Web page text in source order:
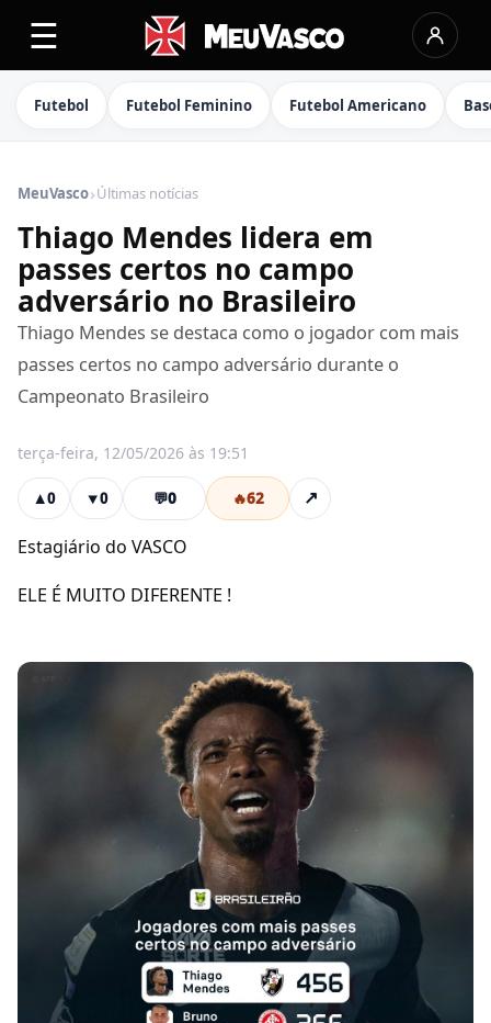
☰
Futebol Futebol Feminino Futebol Americano
MeuVasco›Últimas notícias
Thiago Mendes lidera em
passes certos no campo
adversário no Brasileiro
Thiago Mendes se destaca como o jogador com mais
passes certos no campo adversário durante o
Campeonato Brasileiro
terça-feira, 12/05/2026 às 19:51
▲0 ▼0 💬0 🔥62 ↗
Estagiário do VASCO
ELE É MUITO DIFERENTE !